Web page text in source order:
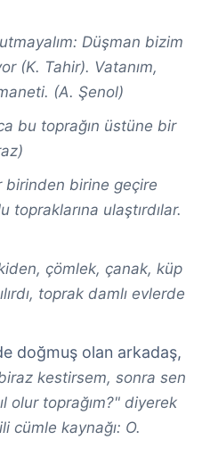
Düşman bizim
(K. Tahir). Vatanım,
(A. Şenol)
bu toprağın üstüne bir
birinden birine geçire
topraklarına ulaştırdılar.
çömlek, çanak, küp
toprak damlı evlerde
doğmuş olan arkadaş,
kestirsem, sonra sen
olur toprağım?" diyerek
cümle kaynağı: O.